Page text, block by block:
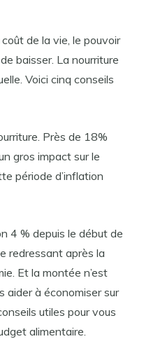
de la vie, le pouvoir
baisser. La nourriture
Voici cinq conseils
Près de 18%
gros impact sur le
période d’inflation
4 % depuis le début de
redressant après la
Et la montée n’est
aider à économiser sur
utiles pour vous
alimentaire.